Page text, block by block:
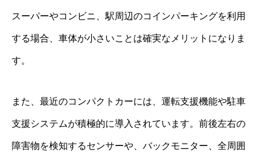
スーパーやコンビニ、駅周辺のコインパーキングを利用
する場合、車体が小さいことは確実なメリットになりま
す。
また、最近のコンパクトカーには、運転支援機能や駐車
支援システムが積極的に導入されています。前後左右の
障害物を検知するセンサーや、バックモニター、全周囲